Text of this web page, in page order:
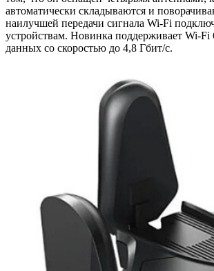
автоматически складываются и
наилучшей передачи сигнала Wi-Fi
устройствам. Новинка поддерживает Wi-Fi
данных со скоростью до 4,8 Гбит/с.